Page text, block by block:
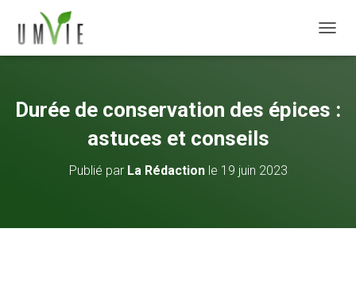
Durée de conservation des épices :
astuces et conseils
Publié par La Rédactionle 19 juin 2023